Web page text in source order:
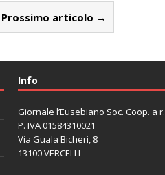
Prossimo articolo →
Info
Giornale l’Eusebiano Soc. Coop. a
P. IVA 01584310021
Via Guala Bicheri, 8
13100 VERCELLI